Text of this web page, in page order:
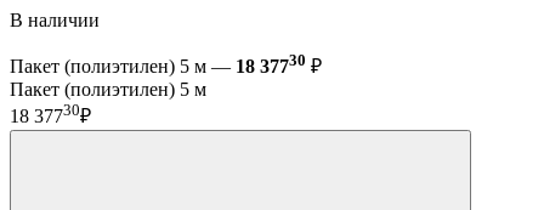
В наличии
Пакет (полиэтилен) 5 м — 18 37730 ₽
Пакет (полиэтилен) 5 м
18 37730₽